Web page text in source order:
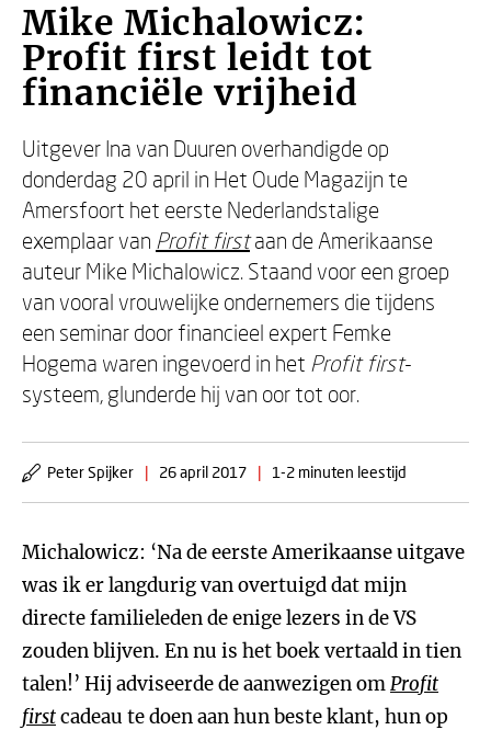
Mike Michalowicz:
Profit first leidt tot
financiële vrijheid
Uitgever Ina van Duuren overhandigde op
donderdag 20 april in Het Oude Magazijn te
Amersfoort het eerste Nederlandstalige
exemplaar van Profit firstaan de Amerikaanse
auteur Mike Michalowicz. Staand voor een groep
van vooral vrouwelijke ondernemers die tijdens
een seminar door financieel expert Femke
Hogema waren ingevoerd in het Profit first-
systeem, glunderde hij van oor tot oor.
Peter Spijker | 26 april 2017 | 1-2 minuten leestijd
Michalowicz: ‘Na de eerste Amerikaanse uitgave
was ik er langdurig van overtuigd dat mijn
directe familieleden de enige lezers in de VS
zouden blijven. En nu is het boek vertaald in tien
talen!’ Hij adviseerde de aanwezigen omProfit
firstcadeau te doen aan hun beste klant, hun op